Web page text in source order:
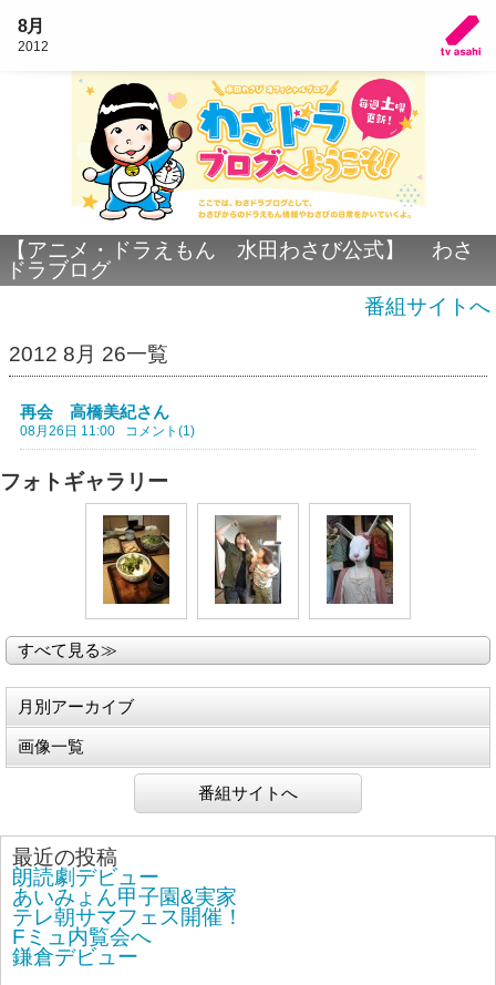
8月
2012
【アニメ・ドラえもん 水田わさび公式】 わさ
ドラブログ
番組サイトへ
2012 8月 26一覧
再会 高橋美紀さん
08月26日 11:00 コメント(1)
フォトギャラリー
すべて見る≫
月別アーカイブ
画像一覧
番組サイトへ
最近の投稿
朗読劇デビュー
あいみょん甲子園&実家
テレ朝サマフェス開催！
Fミュ内覧会へ
鎌倉デビュー